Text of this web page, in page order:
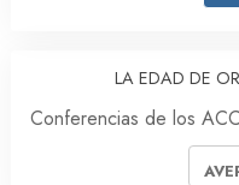
LA EDAD DE
Conferencias de los